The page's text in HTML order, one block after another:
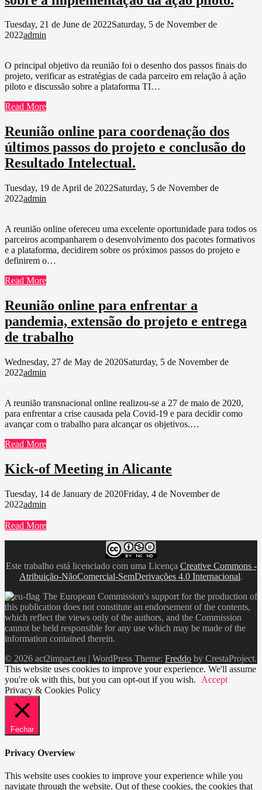
Tuesday, 21 de June de 2022Saturday, 5 de November de
2022admin
O principal objetivo da reunião foi o desenho dos passos finais do
projeto, verificar as estratégias de cada parceiro em relação à ação
piloto e discussão sobre a plataforma TI…
Read More
Reunião online para coordenação dos
últimos passos do projeto e conclusão do
Resultado Intelectual.
Tuesday, 19 de April de 2022Saturday, 5 de November de
2022admin
A reunião online ofereceu uma excelente oportunidade para todos os
parceiros acompanharem o desenvolvimento dos pacotes formativos
e a plataforma, decidirem sobre os próximos passos do projeto e
definirem o…
Read More
Reunião online para enfrentar a
pandemia, extensão do projeto e entrega
de trabalho
Wednesday, 27 de May de 2020Saturday, 5 de November de
2022admin
A reunião transnacional online realizou-se a 27 de maio de 2020,
para enfrentar a crise causada pela Covid-19 e para decidir como
avançar com o trabalho para alcançar os objetivos.…
Read More
Kick-of Meeting in Alicante
Tuesday, 14 de January de 2020Friday, 4 de November de
2022admin
Read More
Este trabalho está licenciado com uma Licença Creative Commons -
Atribuição-NãoComercial-SemDerivações 4.0 Internacional.
The European Commission's support for the production of
this publication does not constitute an endorsement of the contents,
which reflect the views only of the authors, and the Commission
cannot be held responsible for any use which may be made of the
information contained therein.
© 2026 act2impact.eu | WordPress Theme: Freddo by CrestaProject.
This website uses cookies to improve your experience. We'll assume
you're ok with this, but you can opt-out if you wish.
Accept
Privacy & Cookies Policy
Fechar
Privacy Overview
This website uses cookies to improve your experience while you
navigate through the website. Out of these cookies, the cookies that